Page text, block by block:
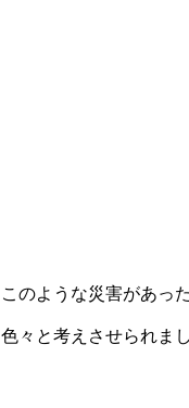
このような災害があっ
色々と考えさせられまし